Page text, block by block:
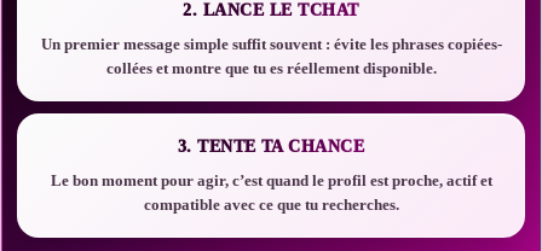
2. LANCE LE TCHAT
Un premier message simple suffit souvent : évite les phrases copiées-
collées et montre que tu es réellement disponible.
3. TENTE TA CHANCE
Le bon moment pour agir, c’est quand le profil est proche, actif et
compatible avec ce que tu recherches.